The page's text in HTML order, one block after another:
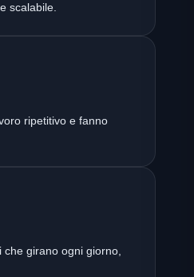
scalabile.
ripetitivo e fanno
che girano ogni giorno,